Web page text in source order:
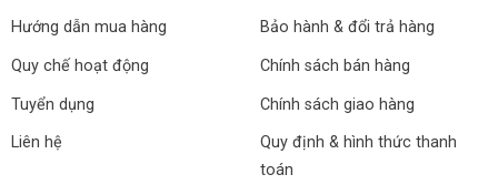
Hướng dẫn mua hàng
Quy chế hoạt động
Tuyển dụng
Liên hệ
Bảo hành & đổi trả hàng
Chính sách bán hàng
Chính sách giao hàng
Quy định & hình thức thanh
toán